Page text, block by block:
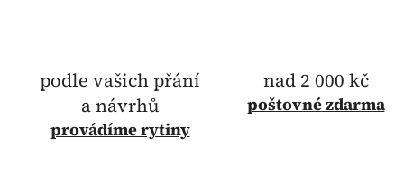
podle vašich přání
a návrhů
provádíme rytiny
nad 2 000 kč
poštovnézdarma